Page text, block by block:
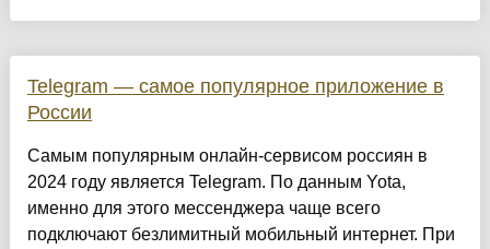
Telegram — самое популярное приложение в
России
Самым популярным онлайн-сервисом россиян в
2024 году является Telegram. По данным Yota,
именно для этого мессенджера чаще всего
подключают безлимитный мобильный интернет. При